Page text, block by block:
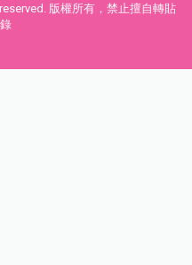
版權所有，禁止擅自轉貼